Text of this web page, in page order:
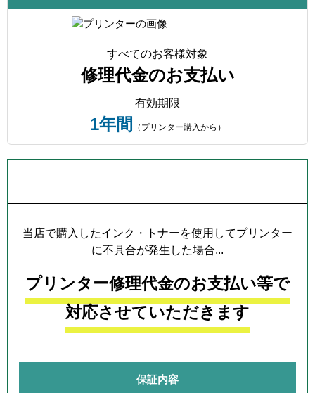
すべてのお客様対象
修理代金のお支払い
有効期限
1年間 （プリンター購入から）
当店で購入したインク・トナーを使用してプリンター
に不具合が発生した場合...
プリンター修理代金のお支払い等で
対応させていただきます
保証内容